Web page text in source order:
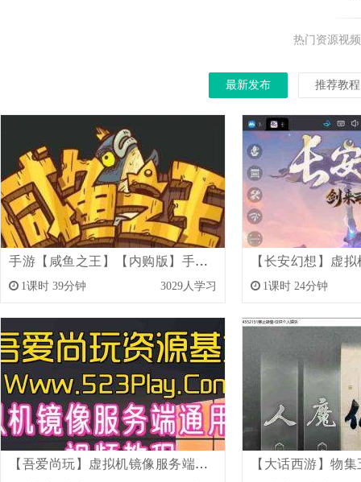
热门资源视
最新发布 推荐教程
手游【咸鱼之王】【内购版】手工架设服务端【视频架设教程】
1课时 39分钟
3029人学习
1课时 24分钟
【吾爱尚玩】虚拟机镜像服务端通用启动【视频教程】